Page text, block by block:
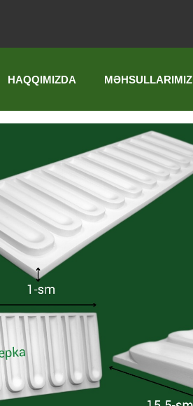
HAQQIMIZDA MƏHSULLARIMIZ